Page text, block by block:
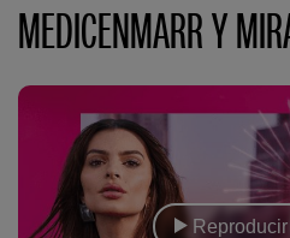
MEDICENMARR Y